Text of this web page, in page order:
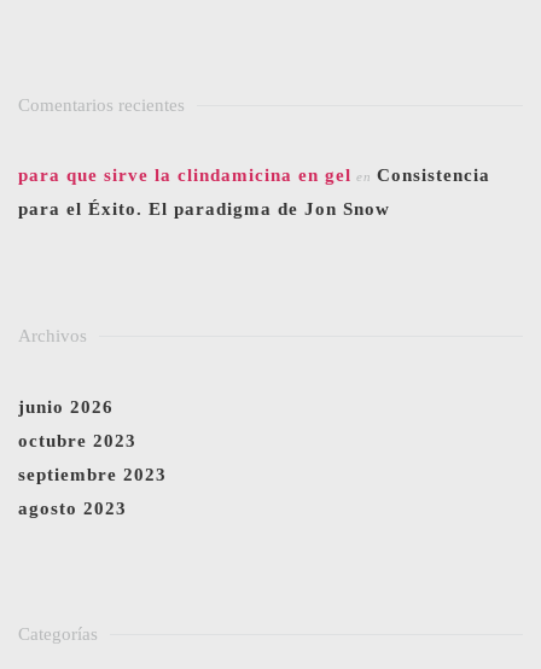
Comentarios recientes
para que sirve la clindamicina en gel en Consistencia
para el Éxito. El paradigma de Jon Snow
Archivos
junio 2026
octubre 2023
septiembre 2023
agosto 2023
Categorías